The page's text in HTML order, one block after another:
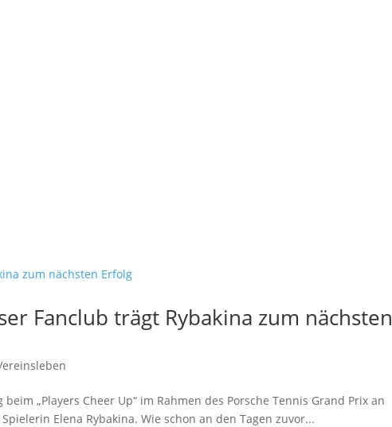
Fanclub trägt Rybakina zum nächsten
„Players Cheer Up“ im Rahmen des Porsche Tennis Grand Prix an
Elena Rybakina. Wie schon an den Tagen zuvor...